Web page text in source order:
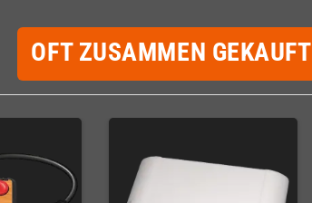
OFT ZUSAMMEN GEKAUFT